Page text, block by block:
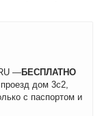
—БЕСПЛАТНО
дом 3с2,
с паспортом и